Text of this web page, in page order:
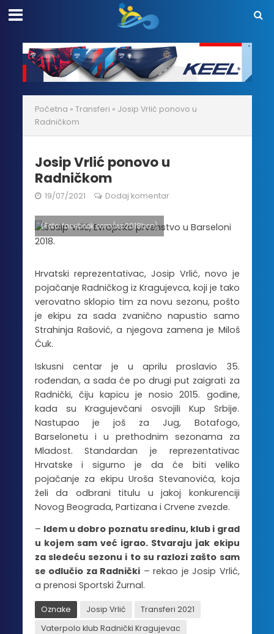
Početna » Transferi » Josip Vrlić ponovo u
Radničkom
Josip Vrlić ponovo u
Radničkom
19/07/2021 Dodaj komentar
(Foto: facebook.com/wp2018bcn)
Hrvatski reprezentativac, Josip Vrlić, novo je
pojačanje Radničkog iz Kragujevca, koji je tako
verovatno sklopio tim za novu sezonu, pošto
je ekipu za sada zvanično napustio samo
Strahinja Rašović, a njegova zamena je Miloš
Ćuk.
Iskusni centar je u aprilu proslavio 35.
rođendan, a sada će po drugi put zaigrati za
Radnički, čiju kapicu je nosio 2015. godine,
kada su Kragujevčani osvojili Kup Srbije.
Nastupao je još za Jug, Botafogo,
Barselonetu i u prethodnim sezonama za
Mladost. Standardan je reprezentativac
Hrvatske i sigurno je da će biti veliko
pojačanje za ekipu Uroša Stevanovića, koja
želi da odbrani titulu u jakoj konkurenciji
Novog Beograda, Partizana i Crvene zvezde.
– Idem u dobro poznatu sredinu, klub i grad
u kojem sam već igrao. Stvaraju jak ekipu
za sledeću sezonu i to su razlozi zašto sam
se odlučio za Radnički – rekao je Josip Vrlić,
a prenosi Sportski Žurnal.
Oznake Josip Vrlić
Transferi 2021
Vaterpolo klub Radnički Kragujevac